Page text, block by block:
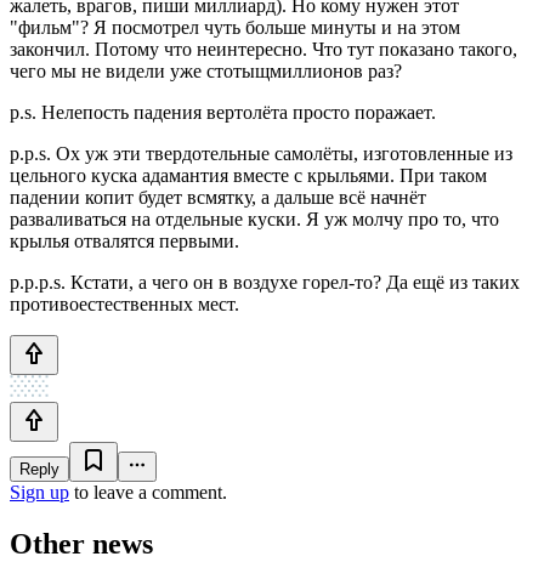
жалеть, врагов, пиши миллиард). Но кому нужен этот
"фильм"? Я посмотрел чуть больше минуты и на этом
закончил. Потому что неинтересно. Что тут показано такого,
чего мы не видели уже стотыщмиллионов раз?
p.s. Нелепость падения вертолёта просто поражает.
p.p.s. Ох уж эти твердотельные самолёты, изготовленные из
цельного куска адамантия вместе с крыльями. При таком
падении копит будет всмятку, а дальше всё начнёт
разваливаться на отдельные куски. Я уж молчу про то, что
крылья отвалятся первыми.
p.p.p.s. Кстати, а чего он в воздухе горел-то? Да ещё из таких
противоестественных мест.
Reply
Sign up to leave a comment.
Other news